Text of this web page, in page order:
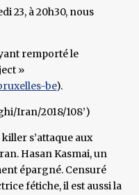
23, à 20h30, nous
remporté le
»
be).
Iran/2018/108’)
s’attaque aux
Hasan Kasmai, un
épargné. Censuré
fétiche, il est aussi la